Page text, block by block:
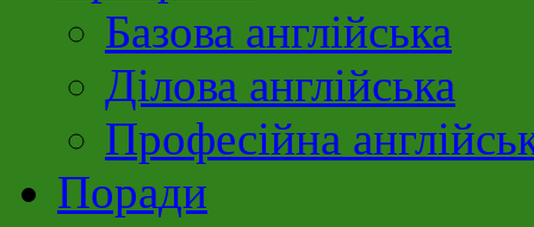
Базова англійська
Ділова англійська
Професійна
Поради